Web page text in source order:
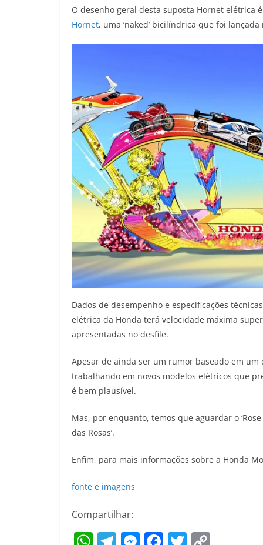
O desenho geral desta suposta Hornet elétrica
Hornet, uma ‘naked’ bicilíndrica que foi lançada
Dados de desempenho e especificações
elétrica da Honda terá velocidade máxima
apresentadas no desfile.
Apesar de ainda ser um rumor baseado em
trabalhando em novos modelos elétricos que
é bem plausível.
Mas, por enquanto, temos que aguardar o
das Rosas’.
Enfim, para mais informações sobre a Honda
fonte e imagens
Compartilhar: